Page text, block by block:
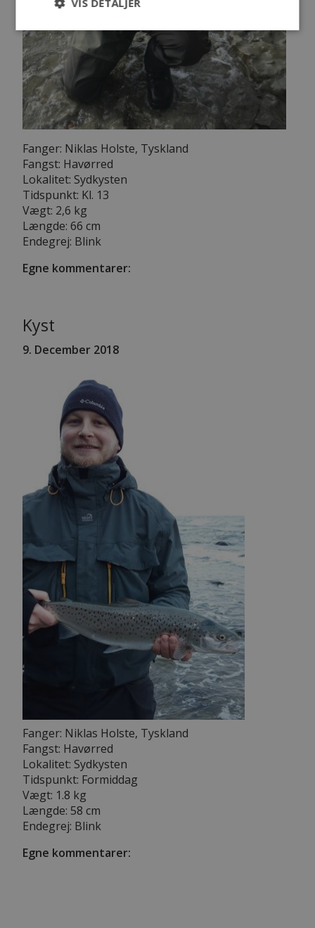
Fanger: Niklas Holste, Tyskland
Fangst: Havørred
Lokalitet: Sydkysten
Tidspunkt: Kl. 13
Vægt: 2,6 kg
Længde: 66 cm
Endegrej: Blink
Egne kommentarer:
Kyst
9. December 2018
Fanger: Niklas Holste, Tyskland
Fangst: Havørred
Lokalitet: Sydkysten
Tidspunkt: Formiddag
Vægt: 1.8 kg
Længde: 58 cm
Endegrej: Blink
Egne kommentarer: